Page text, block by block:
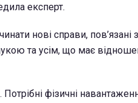
експерт.
нові справи, пов’язані
та усім, що має
фізичні